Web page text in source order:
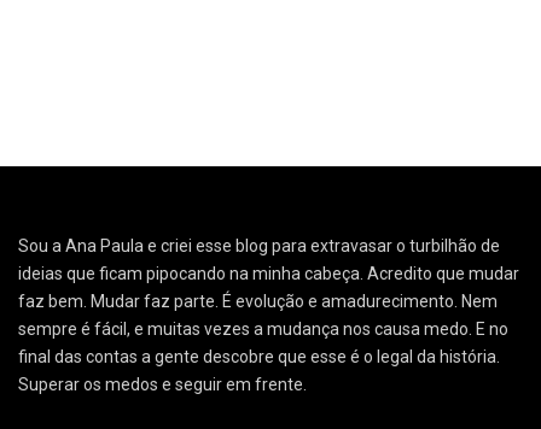
Sou a Ana Paula e criei esse blog para extravasar o turbilhão de
ideias que ficam pipocando na minha cabeça. Acredito que mudar
faz bem. Mudar faz parte. É evolução e amadurecimento. Nem
sempre é fácil, e muitas vezes a mudança nos causa medo. E no
final das contas a gente descobre que esse é o legal da história.
Superar os medos e seguir em frente.